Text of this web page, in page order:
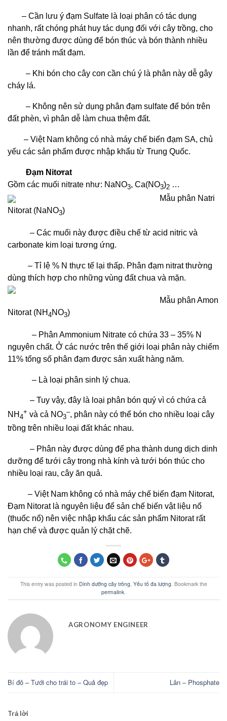
– Cần lưu ý đạm Sulfate là loại phân có tác dụng
nhanh, rất chóng phát huy tác dụng đối với cây trồng, cho
nên thường được dùng để bón thúc và bón thành nhiều
lần để tránh mất đạm.
– Khi bón cho cây con cần chú ý là phân này dễ gây
cháy lá.
– Không nên sử dụng phân đạm sulfate để bón trên
đất phèn, vì phân dễ làm chua thêm đất.
– Việt Nam không có nhà máy chế biến đạm SA, chủ
yếu các sản phẩm được nhập khẩu từ Trung Quốc.
Đạm Nitơrat
Gồm các muối nitrate như: NaNO3, Ca(NO3)2 …
Mẫu phân Natri
Nitorat (NaNO3)
– Các muối này được điều chế từ acid nitric và
carbonate kim loại tương ứng.
– Tỉ lệ % N thực tế lại thấp. Phân đạm nitrat thường
dùng thích hợp cho những vùng đất chua và mặn.
Mẫu phân Amon
Nitorat (NH 4NO3)
– Phân Ammonium Nitrate có chứa 33 – 35% N
nguyên chất. Ở các nước trên thế giới loại phân này chiếm
11% tổng số phân đạm được sản xuất hàng năm.
– Là loại phân sinh lý chua.
– Tuy vậy, đây là loại phân bón quý vì có chứa cả
NH 4
+ và cả NO3
–, phân này có thể bón cho nhiều loại cây
trồng trên nhiều loại đất khác nhau.
– Phân này được dùng để pha thành dung dịch dinh
dưỡng để tưới cây trong nhà kính và tưới bón thúc cho
nhiều loại rau, cây ăn quả.
– Việt Nam không có nhà máy chế biến đạm Nitorat,
Đạm Nitorat là nguyên liệu để sản chế biến vật liệu nổ
(thuốc nổ) nên việc nhập khẩu các sản phẩm Nitorat rất
hạn chế và được quản lý chặt chẽ.
This entry was posted in Dinh dưỡng cây trồng, Yếu tố đa lượng. Bookmark the
permalink.
AGRONOMY ENGINEER
Bí đỏ – Tưới cho trái to – Quả đẹp Lân – Phosphate
Trả lời